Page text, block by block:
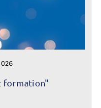
formation"